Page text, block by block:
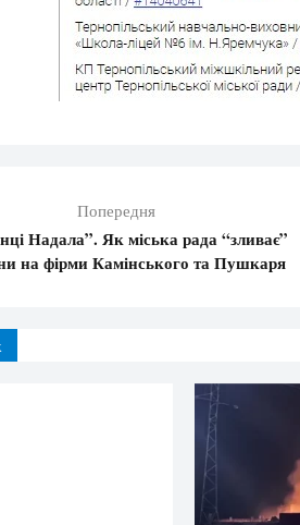
Попередня
Надала”. Як міська рада “зливає”
на фірми Камінського та Пушкаря